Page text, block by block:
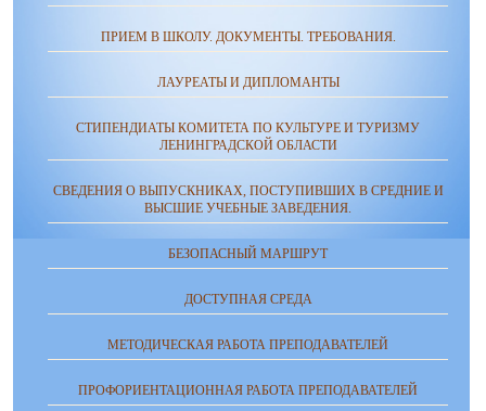
ПРИЕМ В ШКОЛУ. ДОКУМЕНТЫ. ТРЕБОВАНИЯ.
ЛАУРЕАТЫ И ДИПЛОМАНТЫ
СТИПЕНДИАТЫ КОМИТЕТА ПО КУЛЬТУРЕ И ТУРИЗМУ
ЛЕНИНГРАДСКОЙ ОБЛАСТИ
СВЕДЕНИЯ О ВЫПУСКНИКАХ, ПОСТУПИВШИХ В СРЕДНИЕ И
ВЫСШИЕ УЧЕБНЫЕ ЗАВЕДЕНИЯ.
БЕЗОПАСНЫЙ МАРШРУТ
ДОСТУПНАЯ СРЕДА
МЕТОДИЧЕСКАЯ РАБОТА ПРЕПОДАВАТЕЛЕЙ
ПРОФОРИЕНТАЦИОННАЯ РАБОТА ПРЕПОДАВАТЕЛЕЙ